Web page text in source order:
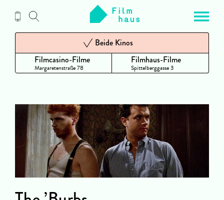
Inhalt
Filmcasino-Filme
Margaretenstraße 78
Beide Kinos
Filmhaus-Filme
Spittelberggasse 3